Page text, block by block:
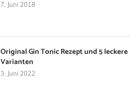
7. Juni 2018
Original Gin Tonic Rezept und 5 leckere
Varianten
3. Juni 2022